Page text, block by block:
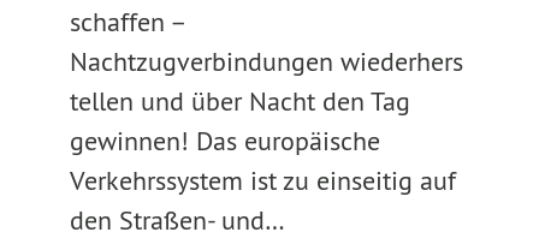
schaffen –
Nachtzugverbindungen wiederhers
tellen und über Nacht den Tag
gewinnen! Das europäische
Verkehrssystem ist zu einseitig auf
den Straßen- und…